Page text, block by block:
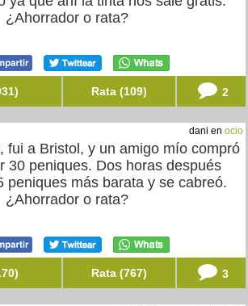
¿Ahorrador o rata?
Rata (109) 2
dani en ocio
fui a Bristol, y un amigo mío compró
30 peniques. Dos horas después
peniques más barata y se cabreó.
¿Ahorrador o rata?
Rata (767) 3